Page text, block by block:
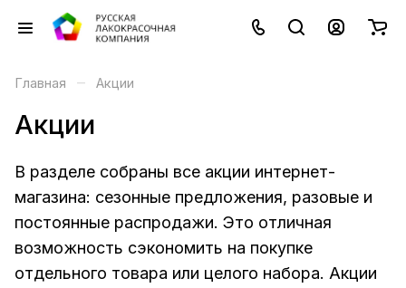
Главная – Акции
Акции
В разделе собраны все акции интернет-
магазина: сезонные предложения, разовые и
постоянные распродажи. Это отличная
возможность сэкономить на покупке
отдельного товара или целого набора. Акции